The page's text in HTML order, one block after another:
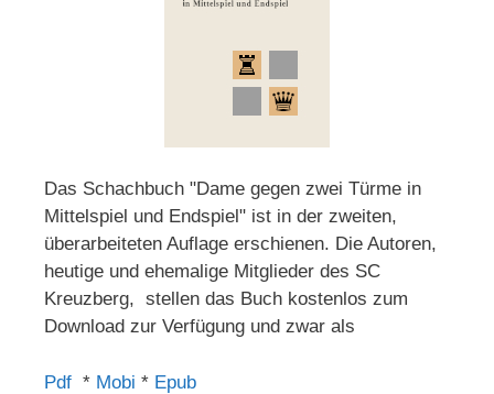
Das Schachbuch "Dame gegen zwei Türme in
Mittelspiel und Endspiel" ist in der zweiten,
überarbeiteten Auflage erschienen. Die Autoren,
heutige und ehemalige Mitglieder des SC
Kreuzberg, stellen das Buch kostenlos zum
Download zur Verfügung und zwar als
Pdf * Mobi * Epub